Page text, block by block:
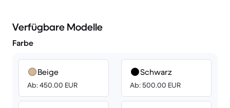
Verfügbare Modelle
Farbe
Beige
Ab: 450.00 EUR
Schwarz
Ab: 500.00 EUR